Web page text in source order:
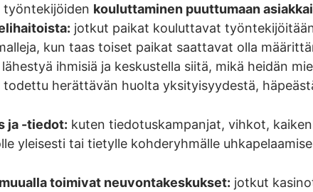
työntekijöiden kouluttaminen puuttumaan
jotkut paikat kouluttavat
kun taas toiset paikat saattavat olla
ihmisiä ja keskustella siitä, mikä heidän
todettu herättävän huolta yksityisyydestä,
ja -tiedot: kuten tiedotuskampanjat, vihkot,
yleisesti tai tietylle kohderyhmälle
toimivat neuvontakeskukset: jotkut